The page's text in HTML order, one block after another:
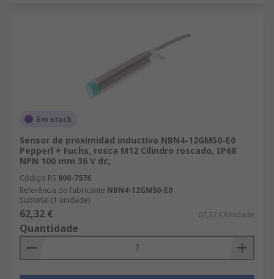
Em stock
Sensor de proximidad inductivo NBN4-12GM50-E0
Pepperl + Fuchs, rosca M12 Cilindro roscado, IP68
NPN 100 mm 36 V dc,
Código RS 800-7576
Referência do fabricante NBN4-12GM50-E0
Subtotal (1 unidade)
62,32 € 62,32 €/unidade
Quantidade